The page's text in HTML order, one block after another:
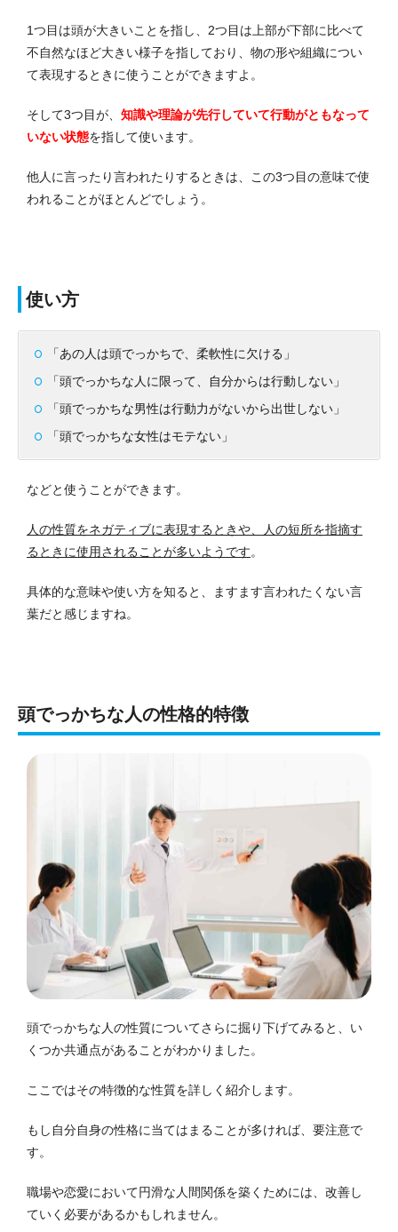
1つ目は頭が大きいことを指し、2つ目は上部が下部に比べて
不自然なほど大きい様子を指しており、物の形や組織につい
て表現するときに使うことができますよ。
そして3つ目が、 知識や理論が先行していて行動がともなって
いない状態を指して使います。
他人に言ったり言われたりするときは、この3つ目の意味で使
われることがほとんどでしょう。
使い方
「あの人は頭でっかちで、柔軟性に欠ける」
「頭でっかちな人に限って、自分からは行動しない」
「頭でっかちな男性は行動力がないから出世しない」
「頭でっかちな女性はモテない」
などと使うことができます。
人の性質をネガティブに表現するときや、人の短所を指摘す
るときに使用されることが多いようです。
具体的な意味や使い方を知ると、ますます言われたくない言
葉だと感じますね。
頭でっかちな人の性格的特徴
頭でっかちな人の性質についてさらに掘り下げてみると、い
くつか共通点があることがわかりました。
ここではその特徴的な性質を詳しく紹介します。
もし自分自身の性格に当てはまることが多ければ、要注意で
す。
職場や恋愛において円滑な人間関係を築くためには、改善し
ていく必要があるかもしれません。